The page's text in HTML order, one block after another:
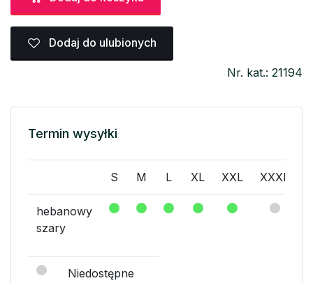
Dodaj do ulubionych
Nr. kat.: 21194
Termin wysyłki
S M L XL XXL XXXL
hebanowy
szary
Niedostępne